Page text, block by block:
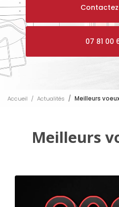
07 81 00
Accueil Actualités Meilleurs
Meilleurs